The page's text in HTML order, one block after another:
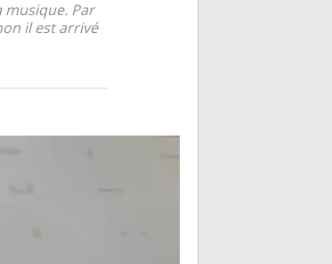
musique. Par
il est arrivé